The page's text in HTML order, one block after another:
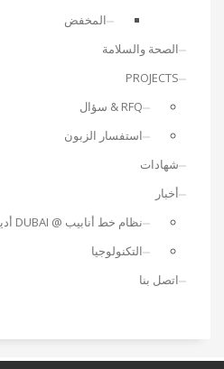
المخفض
الصحة والسلامة
PROJECTS
RFQ & سؤال
استفسار الزبون
شهادات
أخبار
نظام خط أنابيب @ DUBAI أديبك 2017 معرض
التكنولوجيا
اتصل بنا